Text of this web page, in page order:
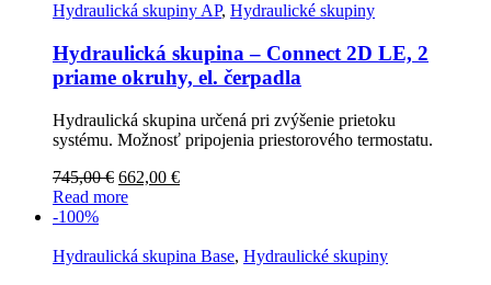
Hydraulická skupiny AP, Hydraulické skupiny
Hydraulická skupina – Connect 2D LE, 2
priame okruhy, el. čerpadla
Hydraulická skupina určená pri zvýšenie prietoku
systému. Možnosť pripojenia priestorového termostatu.
745,00€ 662,00 €
Read more
-100%
Hydraulická skupina Base, Hydraulické skupiny